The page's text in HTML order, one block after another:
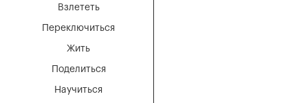
Взлететь
Переключиться
Жить
Поделиться
Научиться